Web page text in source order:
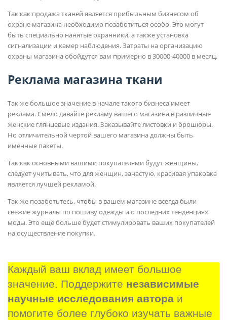
Так как продажа тканей является прибыльным бизнесом об
охране магазина необходимо позаботиться особо. Это могут
быть специально нанятые охранники, а также установка
сигнализации и камер наблюдения. Затраты на организацию
охраны магазина обойдутся вам примерно в 30000-40000 в месяц.
Реклама магазина ткани
Так же большое значение в начале такого бизнеса имеет
реклама. Смело давайте рекламу вашего магазина в различные
женские глянцевые издания. Заказывайте листовки и брошюры.
Но отличительной чертой вашего магазина должны быть
именные пакеты.
Так как основными вашими покупателями будут женщины,
следует учитывать, что для женщин, зачастую, красивая упаковка
является лучшей рекламой.
Так же позаботьтесь, чтобы в вашем магазине всегда были
свежие журналы по пошиву одежды и о последних тенденциях
моды. Это ещё больше будет стимулировать ваших покупателей
на осуществление покупки.
Каждый ваш вклад имеет большое
значение. Поддержите независимые
научные исследования автора и
помогите более глубоко изучать важные